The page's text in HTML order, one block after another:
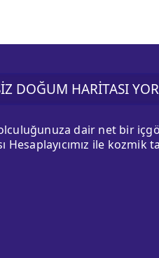
DOĞUM HARİTASI
dair net bir
ile kozmik